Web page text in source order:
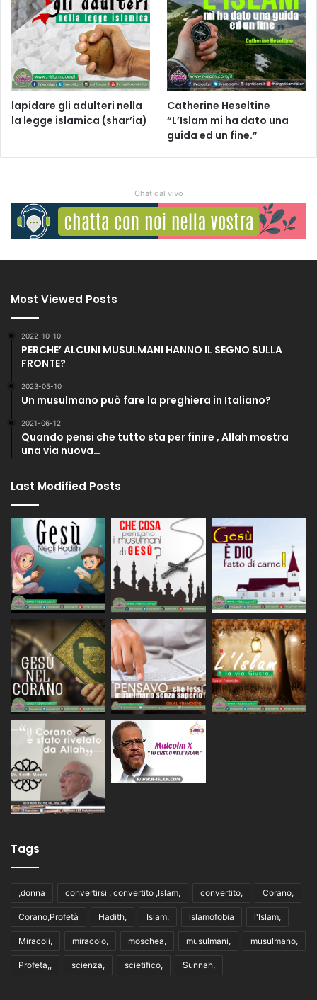
lapidare gli adulteri nella
la legge islamica (shar’ia)
Catherine Heseltine
“L’Islam mi ha dato una
guida ed un fine.”
Chat dal vivo
Most Viewed Posts
2022-10-10
PERCHE’ ALCUNI MUSULMANI HANNO IL SEGNO SULLA
FRONTE?
2023-05-10
Un musulmano può fare la preghiera in Italiano?
2021-06-12
Quando pensi che tutto sta per finire , Allah mostra
una via nuova…
Last Modified Posts
Tags
,donna convertirsi , convertito ,Islam, convertito, Corano,
Corano,Profetà Hadith, Islam, islamofobia l'Islam,
Miracoli, miracolo, moschea, musulmani, musulmano,
Profeta,, scienza, scietifico, Sunnah,